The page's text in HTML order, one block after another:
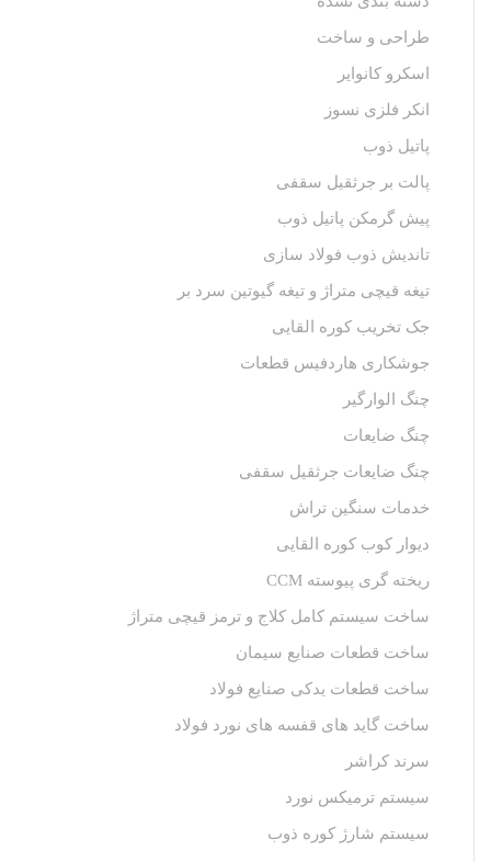
طراحی و ساخت
اسکرو کانوایر
انکر فلزی نسوز
پاتیل ذوب
پالت بر جرثقیل سقفی
پیش گرمکن پاتیل ذوب
تاندیش ذوب فولاد سازی
تیغه قیچی متراژ و تیغه گیوتین سرد بر
جک تخریب کوره القایی
جوشکاری هاردفیس قطعات
چنگ الوارگیر
چنگ ضایعات
چنگ ضایعات جرثقیل سقفی
خدمات سنگین تراش
دیوار کوب کوره القایی
ریخته گری پیوسته CCM
ساخت سیستم کامل کلاج و ترمز قیچی متراژ
ساخت قطعات صنایع سیمان
ساخت قطعات یدکی صنایع فولاد
ساخت گاید های قفسه های نورد فولاد
سرند کراشر
سیستم ترمیکس نورد
سیستم شارژ کوره ذوب